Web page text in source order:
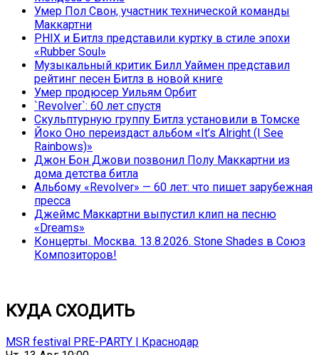
Умер Пол Свон, участник технической команды
Маккартни
PHIX и Битлз представили куртку в стиле эпохи
«Rubber Soul»
Музыкальный критик Билл Уаймен представил
рейтинг песен Битлз в новой книге
Умер продюсер Уильям Орбит
`Revolver`: 60 лет спустя
Скульптурную группу Битлз установили в Томске
Йоко Оно переиздаст альбом «It’s Alright (I See
Rainbows)»
Джон Бон Джови позвонил Полу Маккартни из
дома детства битла
Альбому «Revolver» — 60 лет: что пишет зарубежная
пресса
Джеймс Маккартни выпустил клип на песню
«Dreams»
Концерты. Москва. 13.8.2026. Stone Shades в Союз
Композиторов!
КУДА СХОДИТЬ
MSR festival PRE-PARTY | Краснодар